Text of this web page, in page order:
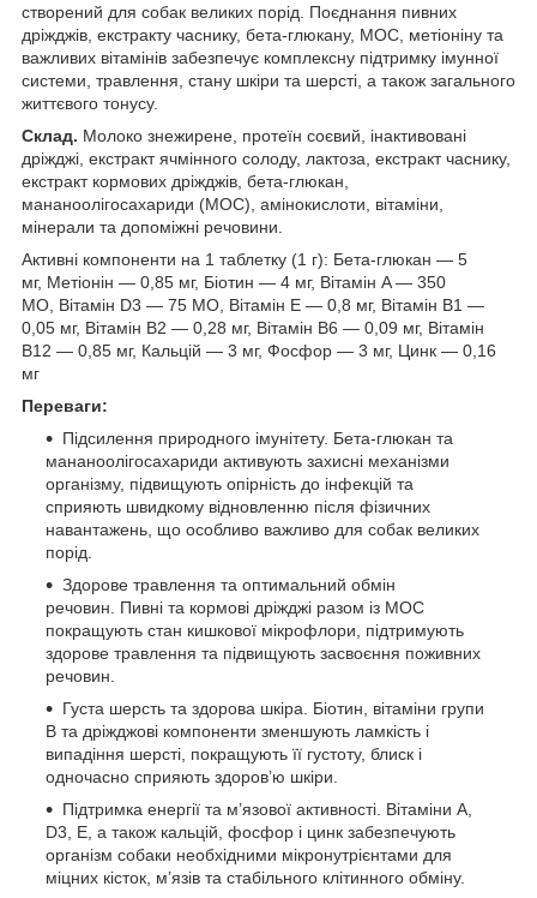
створений для собак великих порід. Поєднання пивних
дріжджів, екстракту часнику, бета-глюкану, МОС, метіоніну та
важливих вітамінів забезпечує комплексну підтримку імунної
системи, травлення, стану шкіри та шерсті, а також загального
життєвого тонусу.
Склад. Молоко знежирене, протеїн соєвий, інактивовані
дріжджі, екстракт ячмінного солоду, лактоза, екстракт часнику,
екстракт кормових дріжджів, бета-глюкан,
мананоолігосахариди (МОС), амінокислоти, вітаміни,
мінерали та допоміжні речовини.
Активні компоненти на 1 таблетку (1 г): Бета-глюкан — 5
мг, Метіонін — 0,85 мг, Біотин — 4 мг, Вітамін A — 350
МО, Вітамін D3 — 75 МО, Вітамін E — 0,8 мг, Вітамін B1 —
0,05 мг, Вітамін B2 — 0,28 мг, Вітамін B6 — 0,09 мг, Вітамін
B12 — 0,85 мг, Кальцій — 3 мг, Фосфор — 3 мг, Цинк — 0,16
мг
Переваги:
Підсилення природного імунітету. Бета-глюкан та
мананоолігосахариди активують захисні механізми
організму, підвищують опірність до інфекцій та
сприяють швидкому відновленню після фізичних
навантажень, що особливо важливо для собак великих
порід.
Здорове травлення та оптимальний обмін
речовин. Пивні та кормові дріжджі разом із МОС
покращують стан кишкової мікрофлори, підтримують
здорове травлення та підвищують засвоєння поживних
речовин.
Густа шерсть та здорова шкіра. Біотин, вітаміни групи
В та дріжджові компоненти зменшують ламкість і
випадіння шерсті, покращують її густоту, блиск і
одночасно сприяють здоров’ю шкіри.
Підтримка енергії та м’язової активності. Вітаміни A,
D3, E, а також кальцій, фосфор і цинк забезпечують
організм собаки необхідними мікронутрієнтами для
міцних кісток, м’язів та стабільного клітинного обміну.